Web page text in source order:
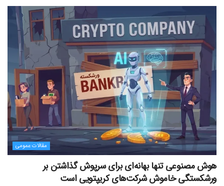
مقالات عمومی
هوش مصنوعی تنها بهانه‌ای برای سرپوش گذاشتن بر
ورشکستگی خاموش شرکت‌های کریپتویی است